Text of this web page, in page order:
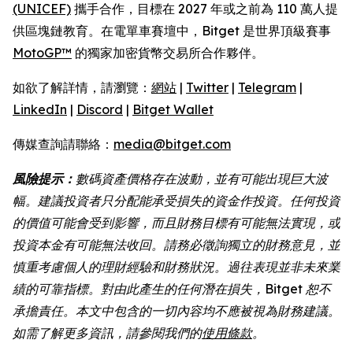
(UNICEF) 攜手合作，目標在 2027 年或之前為 110 萬人提
供區塊鏈教育。在電單車賽壇中，Bitget 是世界頂級賽事
MotoGP™ 的獨家加密貨幣交易所合作夥伴。
如欲了解詳情，請瀏覽： 網站 | Twitter | Telegram |
LinkedIn | Discord | Bitget Wallet
傳媒查詢請聯絡： media@bitget.com
風險提示： 數碼資產價格存在波動，並有可能出現巨大波
幅。建議投資者只分配能承受損失的資金作投資。任何投資
的價值可能會受到影響，而且財務目標有可能無法實現，或
投資本金有可能無法收回。請務必徵詢獨立的財務意見，並
慎重考慮個人的理財經驗和財務狀況。過往表現並非未來業
績的可靠指標。對由此產生的任何潛在損失，Bitget 恕不
承擔責任。本文中包含的一切內容均不應被視為財務建議。
如需了解更多資訊，請參閱我們的使用條款。